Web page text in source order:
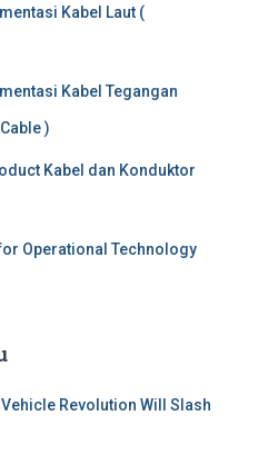
Kabel Laut (
Kabel Tegangan
)
Kabel dan Konduktor
Operational Technology
Revolution Will Slash